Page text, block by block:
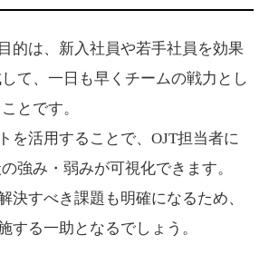
的は、新入社員や若手社員を効果
て、一日も早くチームの戦力とし
とです。
を活用することで、OJT担当者に
強み・弱みが可視化できます。
決すべき課題も明確になるため、
する一助となるでしょう。